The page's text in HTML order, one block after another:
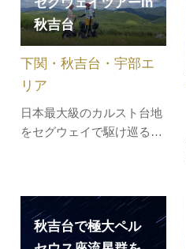
秋吉台
日本最大級のカルスト台地
をセグウェイで駆け巡る！
ターで、ガスが出ないため
環境にやさしい乗り物で
す。それぞれのスポットで
下関・秋吉台・宇部エ
リア
秋吉台で極大ペル